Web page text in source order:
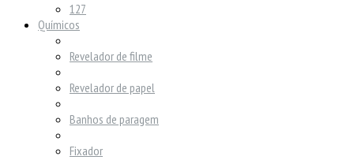
127
Químicos
Revelador de filme
Revelador de papel
Banhos de paragem
Fixador